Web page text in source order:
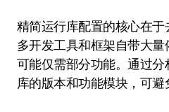
精简运行库配置的核心在
多开发工具和框架自带大
可能仅需部分功能。通过
库的版本和功能模块，可避